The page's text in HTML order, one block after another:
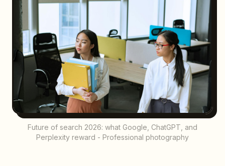
Future of search 2026: what Google, ChatGPT, and
Perplexity reward - Professional photography